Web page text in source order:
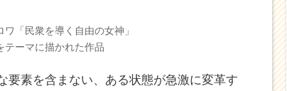
「民衆を導く自由の女神」
テーマに描かれた作品
要素を含まない、ある状態が急激に変革す